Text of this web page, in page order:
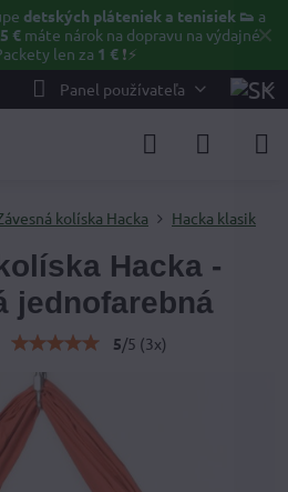
✕
detských pláteniek a tenisiek 👟 a
€máte nárok na dopravu na výdajné
len za 1 € ❗⚡️
Panel používateľa
kolíska Hacka Hacka klasik
Hacka -
jednofarebná
5/5 (3x)